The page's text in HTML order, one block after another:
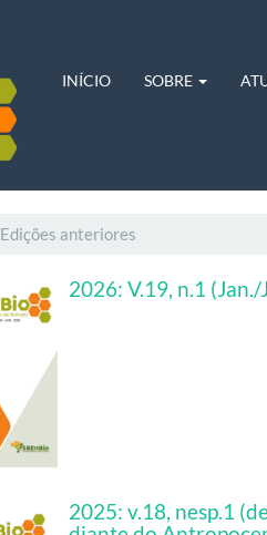
INÍCIO SOBRE
Edições anteriores
2026: V.19, n.1
2025: v.18, nesp.1